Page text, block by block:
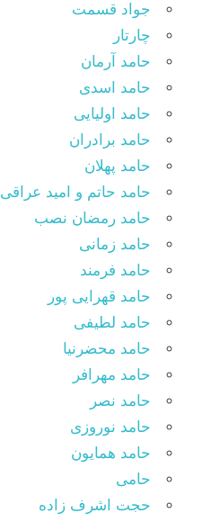
جواد قسمت
چارتار
حامد آرمان
حامد اسدی
حامد اولیایی
حامد برادران
حامد پهلان
حامد حاتم و امید عراقی
حامد رمضان نصب
حامد زمانی
حامد فرمند
حامد قهرایی پور
حامد لطیفی
حامد محضرنیا
حامد مهرافر
حامد نصر
حامد نوروزی
حامد همایون
حامی
حجت اشرف زاده